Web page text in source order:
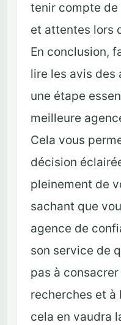
tenir compte
et attentes lors
En conclusion,
lire les avis des
une étape
meilleure
Cela vous
décision
pleinement de
sachant que
agence de
son service de
pas à
recherches et à
cela en vaudra